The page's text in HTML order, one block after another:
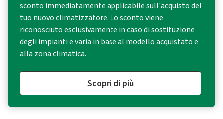
sconto immediatamente applicabile sull'acquisto del
tuo nuovo climatizzatore. Lo sconto viene
riconosciuto esclusivamente in caso di sostituzione
degli impianti e varia in base al modello acquistato e
alla zona climatica.
Scopri di più